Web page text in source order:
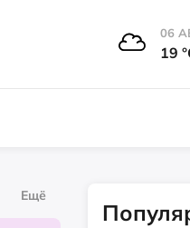
06
19
Ещё